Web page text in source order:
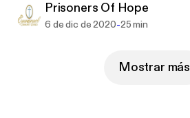
Prisoners Of Hope
6 de dic de 2020-25 min
Mostrar más